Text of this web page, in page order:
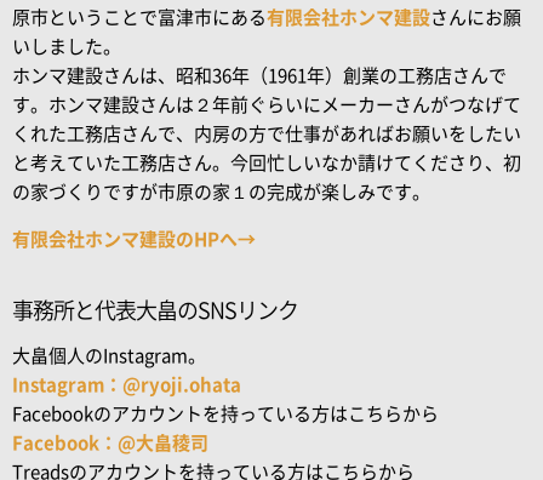
原市ということで富津市にある有限会社ホンマ建設さんにお願
いしました。
ホンマ建設さんは、昭和36年（1961年）創業の工務店さんで
す。ホンマ建設さんは２年前ぐらいにメーカーさんがつなげて
くれた工務店さんで、内房の方で仕事があればお願いをしたい
と考えていた工務店さん。今回忙しいなか請けてくださり、初
の家づくりですが市原の家１の完成が楽しみです。
有限会社ホンマ建設のHPへ→
事務所と代表大畠のSNSリンク
大畠個人のInstagram。
Instagram：@ryoji.ohata
Facebookのアカウントを持っている方はこちらから
Facebook：@大畠稜司
Treadsのアカウントを持っている方はこちらから